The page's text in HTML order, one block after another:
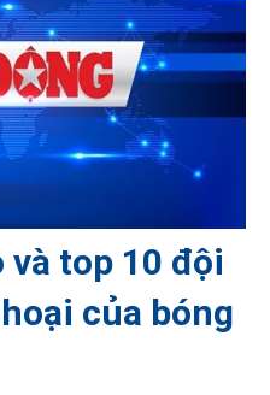
và top 10 đội
của bóng